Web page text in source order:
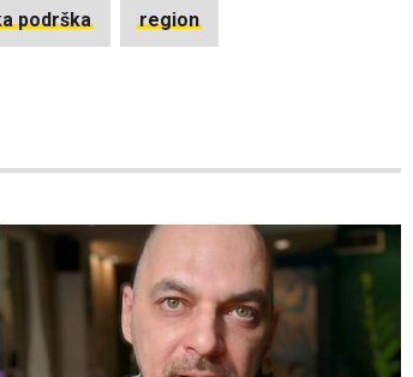
podrška region